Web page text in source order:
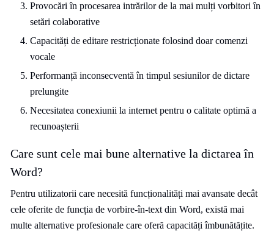
Provocări în procesarea intrărilor de la mai mulți vorbitori în
setări colaborative
Capacități de editare restricționate folosind doar comenzi
vocale
Performanță inconsecventă în timpul sesiunilor de dictare
prelungite
Necesitatea conexiunii la internet pentru o calitate optimă a
recunoașterii
Care sunt cele mai bune alternative la dictarea în
Word?
Pentru utilizatorii care necesită funcționalități mai avansate decât
cele oferite de funcția de vorbire-în-text din Word, există mai
multe alternative profesionale care oferă capacități îmbunătățite.